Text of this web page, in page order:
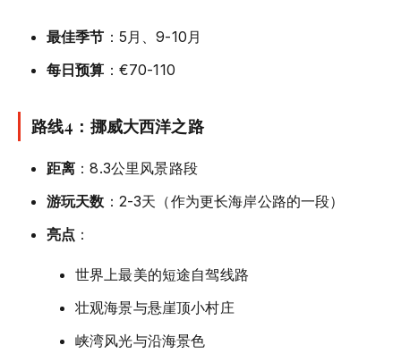
最佳季节 ：5月、9-10月
每日预算 ：€70-110
路线4：挪威大西洋之路
距离 ：8.3公里风景路段
游玩天数 ：2-3天（作为更长海岸公路的一段）
亮点 ：
世界上最美的短途自驾线路
壮观海景与悬崖顶小村庄
峡湾风光与沿海景色